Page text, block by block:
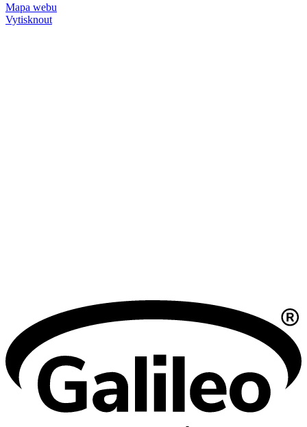
Mapa webu
Vytisknout